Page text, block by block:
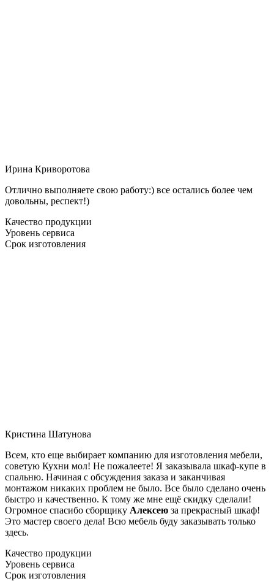
Ирина Криворотова
Отлично выполняете свою работу:) все остались более чем
довольны, респект!)
Качество продукции
Уровень сервиса
Срок изготовления
Кристина Шатунова
Всем, кто еще выбирает компанию для изготовления мебели,
советую Кухни мол! Не пожалеете! Я заказывала шкаф-купе в
спальню. Начиная с обсуждения заказа и заканчивая
монтажом никаких проблем не было. Все было сделано очень
быстро и качественно. К тому же мне ещё скидку сделали!
Огромное спасибо сборщику Алексею за прекрасный шкаф!
Это мастер своего дела! Всю мебель буду заказывать только
здесь.
Качество продукции
Уровень сервиса
Срок изготовления